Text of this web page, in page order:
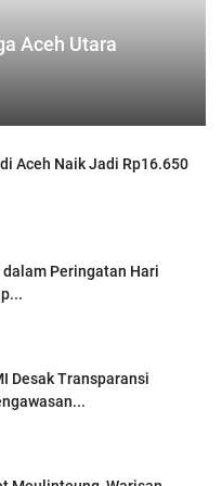
Aceh Utara
Aceh Naik Jadi Rp16.650
dalam Peringatan Hari
Desak Transparansi